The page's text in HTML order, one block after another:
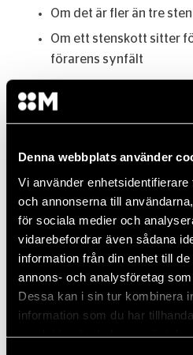
Denna webbplats använder
Vi använder
och annonserna till
för sociala medier och
vidarebefordrar även sådana
information från din enhet till
annons- och analysföretag
Dessa kan i sin tur kombinera
information som du har
Om det är fler än tre
Om ett stenskott sitter
förarens synfält
Att laga stenskott är snällare mot
inte alltid möjligt att laga ett
stor, för djup eller sitter på ett
hel och klar vindruta är avgörande
sikt och skydd!
Vad
Laga stenskott